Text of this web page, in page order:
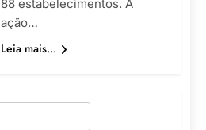
88 estabelecimentos. A
ação…
Leia mais...